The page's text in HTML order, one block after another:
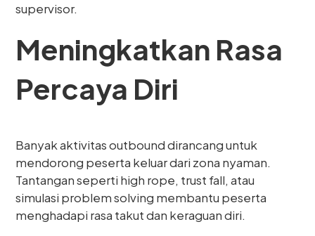
supervisor.
Meningkatkan Rasa
Percaya Diri
Banyak aktivitas outbound dirancang untuk
mendorong peserta keluar dari zona nyaman.
Tantangan seperti high rope, trust fall, atau
simulasi problem solving membantu peserta
menghadapi rasa takut dan keraguan diri.